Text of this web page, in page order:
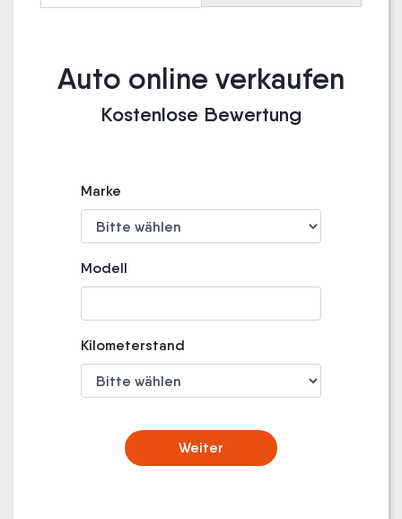
Auto online verkaufen
Kostenlose Bewertung
Marke
Modell
Kilometerstand
Weiter